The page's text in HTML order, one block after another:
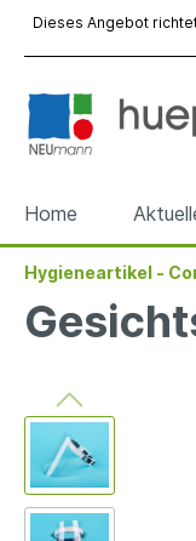
Dieses Angebot
Home
Zur Kategorie
Zur Kategorie
Zur Kategorie
Zur Kategorie
Werbewürfel
Zur Kategorie
Reparatur
Zur Kategorie
Hygieneartikel -